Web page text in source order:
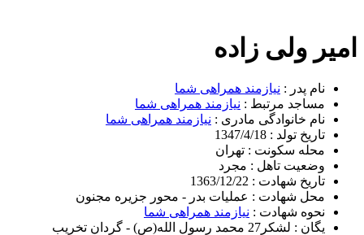
امیر ولی زاده
نام پدر : نیازمند همراهی شما
مساجد مرتبط : نیازمند همراهی شما
نام خانوادگی مادری : نیازمند همراهی شما
تاریخ تولد : 1347/4/18
محله سکونت : تهران
وضعیت تاهل : مجرد
تاریخ شهادت : 1363/12/22
محل شهادت : عملیات بدر - محور جزیره مجنون
نحوه شهادت : نیازمند همراهی شما
یگان : لشکر27 محمد رسول الله(ص) - گردان تخریب